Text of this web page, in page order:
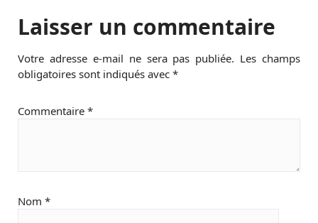
Laisser un commentaire
Votre adresse e-mail ne sera pas publiée. Les champs
obligatoires sont indiqués avec *
Commentaire *
Nom *